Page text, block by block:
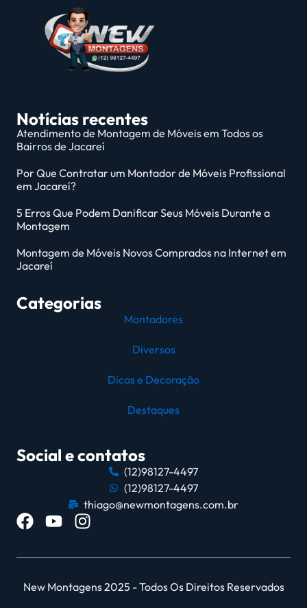
Notícias recentes
Atendimento de Montagem de Móveis em Todos os
Bairros de Jacareí
Por Que Contratar um Montador de Móveis Profissional
em Jacareí?
5 Erros Que Podem Danificar Seus Móveis Durante a
Montagem
Montagem de Móveis Novos Comprados na Internet em
Jacareí
Categorias
Montadores
Diversos
Dicas e Decoração
Destaques
Social e contatos
(12)98127-4497
(12)98127-4497
thiago@newmontagens.com.br
New Montagens 2025 - Todos Os Direitos Reservados